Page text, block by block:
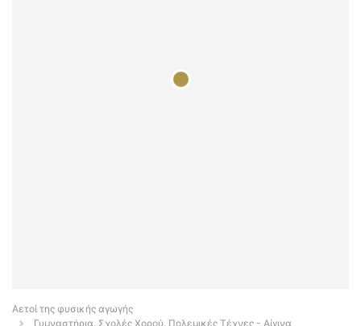
Αετοί της φυσικής αγωγής
Γυμναστήρια, Σχολές Χορού, Πολεμικές Τέχνες - Αίγινα